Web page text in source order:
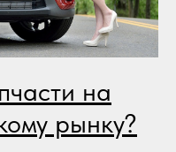
на
рынку?